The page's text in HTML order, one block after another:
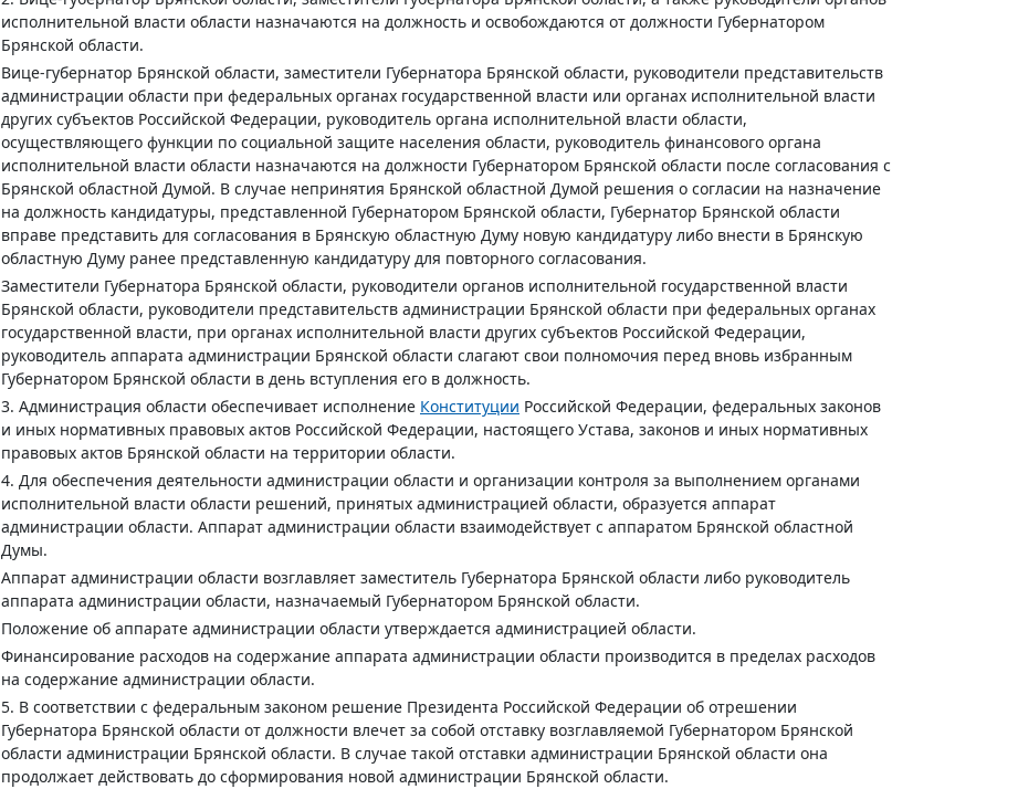
исполнительной власти области назначаются на должность и освобождаются от должности Губернатором
Брянской области.
Вице-губернатор Брянской области, заместители Губернатора Брянской области, руководители представительств
администрации области при федеральных органах государственной власти или органах исполнительной власти
других субъектов Российской Федерации, руководитель органа исполнительной власти области,
осуществляющего функции по социальной защите населения области, руководитель финансового органа
исполнительной власти области назначаются на должности Губернатором Брянской области после согласования с
Брянской областной Думой. В случае непринятия Брянской областной Думой решения о согласии на назначение
на должность кандидатуры, представленной Губернатором Брянской области, Губернатор Брянской области
вправе представить для согласования в Брянскую областную Думу новую кандидатуру либо внести в Брянскую
областную Думу ранее представленную кандидатуру для повторного согласования.
Заместители Губернатора Брянской области, руководители органов исполнительной государственной власти
Брянской области, руководители представительств администрации Брянской области при федеральных органах
государственной власти, при органах исполнительной власти других субъектов Российской Федерации,
руководитель аппарата администрации Брянской области слагают свои полномочия перед вновь избранным
Губернатором Брянской области в день вступления его в должность.
3. Администрация области обеспечивает исполнение Конституции Российской Федерации, федеральных законов
и иных нормативных правовых актов Российской Федерации, настоящего Устава, законов и иных нормативных
правовых актов Брянской области на территории области.
4. Для обеспечения деятельности администрации области и организации контроля за выполнением органами
исполнительной власти области решений, принятых администрацией области, образуется аппарат
администрации области. Аппарат администрации области взаимодействует с аппаратом Брянской областной
Думы.
Аппарат администрации области возглавляет заместитель Губернатора Брянской области либо руководитель
аппарата администрации области, назначаемый Губернатором Брянской области.
Положение об аппарате администрации области утверждается администрацией области.
Финансирование расходов на содержание аппарата администрации области производится в пределах расходов
на содержание администрации области.
5. В соответствии с федеральным законом решение Президента Российской Федерации об отрешении
Губернатора Брянской области от должности влечет за собой отставку возглавляемой Губернатором Брянской
области администрации Брянской области. В случае такой отставки администрации Брянской области она
продолжает действовать до сформирования новой администрации Брянской области.